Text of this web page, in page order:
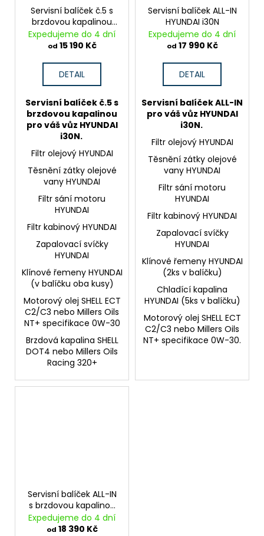
Servisní balíček č.5 s
brzdovou kapalinou
HYUNDAI i30N
Expedujeme do 4 dní
od 15 190 Kč
DETAIL
Servisní balíček č.5 s
brzdovou kapalinou
pro váš vůz HYUNDAI
i30N.
Filtr olejový HYUNDAI
Těsnění zátky olejové
vany HYUNDAI
Filtr sání motoru
HYUNDAI
Filtr kabinový HYUNDAI
Zapalovací svíčky
HYUNDAI
Klínové řemeny HYUNDAI
(v balíčku oba kusy)
Motorový olej SHELL ECT
C2/C3 nebo Millers Oils
NT+ specifikace 0W-30
Brzdová kapalina SHELL
DOT4 nebo Millers Oils
Racing 320+
Servisní balíček ALL-IN
HYUNDAI i30N
Expedujeme do 4 dní
od 17 990 Kč
DETAIL
Servisní balíček ALL-IN
pro váš vůz HYUNDAI
i30N.
Filtr olejový HYUNDAI
Těsnění zátky olejové
vany HYUNDAI
Filtr sání motoru
HYUNDAI
Filtr kabinový HYUNDAI
Zapalovací svíčky
HYUNDAI
Klínové řemeny HYUNDAI
(2ks v balíčku)
Chladící kapalina
HYUNDAI (5ks v balíčku)
Motorový olej SHELL ECT
C2/C3 nebo Millers Oils
NT+ specifikace 0W-30.
Servisní balíček ALL-IN
s brzdovou kapalinou
HYUNDAI i30N
Expedujeme do 4 dní
od 18 390 Kč